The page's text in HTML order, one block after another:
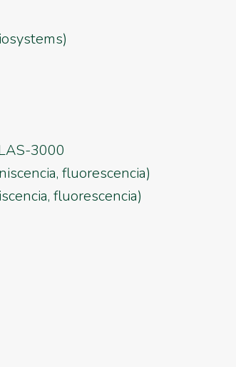
3000
fluorescencia)
fluorescencia)